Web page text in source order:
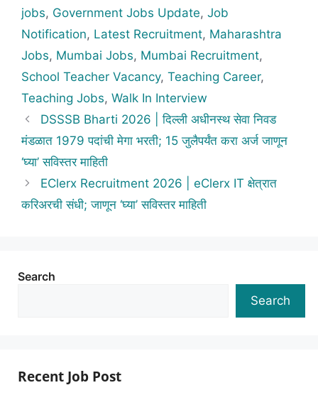
jobs, Government Jobs Update, Job
Notification, Latest Recruitment, Maharashtra
Jobs, Mumbai Jobs, Mumbai Recruitment,
School Teacher Vacancy, Teaching Career,
Teaching Jobs, Walk In Interview
DSSSB Bharti 2026 | दिल्ली अधीनस्थ सेवा निवड
मंडळात 1979 पदांची मेगा भरती; 15 जुलैपर्यंत करा अर्ज जाणून
‘घ्या’ सविस्तर माहिती
EClerx Recruitment 2026 | eClerx IT क्षेत्रात
करिअरची संधी; जाणून ‘घ्या’ सविस्तर माहिती
Search
Search
Recent Job Post